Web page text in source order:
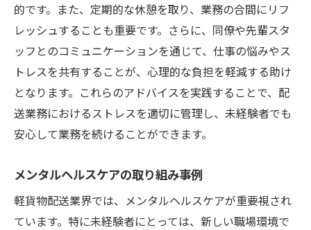
的です。また、定期的な休憩を取り、業務の合間にリフ
レッシュすることも重要です。さらに、同僚や先輩スタ
ッフとのコミュニケーションを通じて、仕事の悩みやス
トレスを共有することが、心理的な負担を軽減する助け
となります。これらのアドバイスを実践することで、配
送業務におけるストレスを適切に管理し、未経験者でも
安心して業務を続けることができます。
メンタルヘルスケアの取り組み事例
軽貨物配送業界では、メンタルヘルスケアが重要視され
ています。特に未経験者にとっては、新しい職場環境で